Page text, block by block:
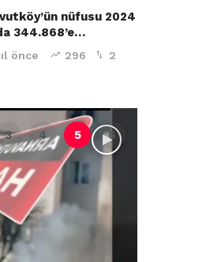
nüfusu 2024
344.868’e…
önce 296 2